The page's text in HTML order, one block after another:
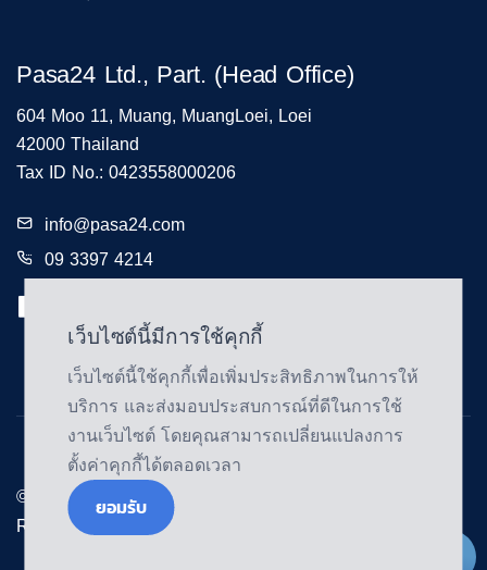
Pasa24 Ltd., Part. (Head Office)
604 Moo 11, Muang, MuangLoei, Loei
42000 Thailand
Tax ID No.: 0423558000206
info@pasa24.com
09 3397 4214
© Copyright@2024 | Pasa24 Ltd., Part. All Rights
Reserved.
เว็บไซต์นี้มีการใช้คุกกี้
เว็บไซต์นี้ใช้คุกกี้เพื่อเพิ่มประสิทธิภาพในการให้
บริการ และส่งมอบประสบการณ์ที่ดีในการใช้
งานเว็บไซต์ โดยคุณสามารถเปลี่ยนแปลงการ
ตั้งค่าคุกกี้ได้ตลอดเวลา
ยอมรับ